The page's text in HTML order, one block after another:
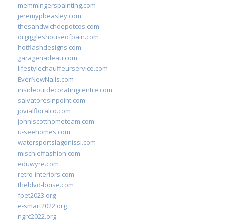
memmingerspainting.com
jeremypbeasley.com
thesandwichdepotcos.com
drgiggleshouseofpain.com
hotflashdesigns.com
garagenadeau.com
lifestylechauffeurservice.com
EverNewNails.com
insideoutdecoratingcentre.com
salvatoresinpoint.com
jovialfloralco.com
johnlscotthometeam.com
u-seehomes.com
watersportslagonissi.com
mischieffashion.com
eduwyre.com
retro-interiors.com
theblvd-boise.com
fpet2023.org
e-smart2022.org
ngrc2022.org